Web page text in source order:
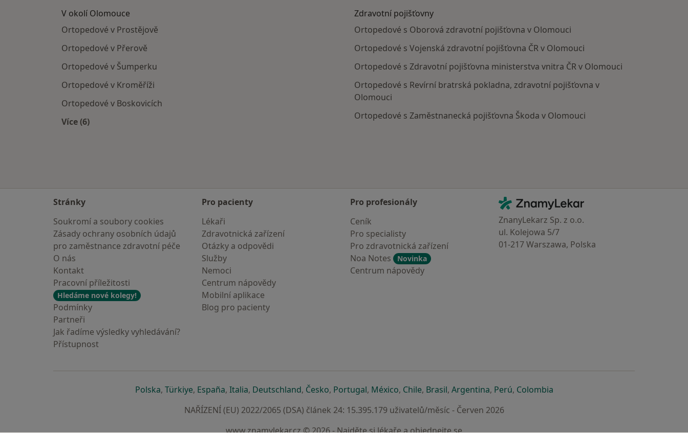
V okolí Olomouce
Ortopedové v Prostějově
Ortopedové v Přerově
Ortopedové v Šumperku
Ortopedové v Kroměříži
Ortopedové v Boskovicích
Více (6)
Zdravotní pojišťovny
Ortopedové s Oborová zdravotní pojišťovna v Olomouci
Ortopedové s Vojenská zdravotní pojišťovna ČR v Olomouci
Ortopedové s Zdravotní pojišťovna ministerstva vnitra ČR v Olomouci
Ortopedové s Revírní bratrská pokladna, zdravotní pojišťovna v
Olomouci
Ortopedové s Zaměstnanecká pojišťovna Škoda v Olomouci
Stránky
Soukromí a soubory cookies
Zásady ochrany osobních údajů
pro zaměstnance zdravotní péče
O nás
Kontakt
Pracovní příležitosti
Hledáme nové kolegy!
Podmínky
Partneři
Jak řadíme výsledky vyhledávání?
Přístupnost
Pro pacienty
Lékaři
Zdravotnická zařízení
Otázky a odpovědi
Služby
Nemoci
Centrum nápovědy
Mobilní aplikace
Blog pro pacienty
Pro profesionály
Ceník
Pro specialisty
Pro zdravotnická zařízení
Noa Notes
Novinka
Centrum nápovědy
Kontakt
ZnamyLekar - Hlavní stránka
ZnanyLekarz Sp. z o.o.
ul. Kolejowa 5/7
01-217 Warszawa, Polska
Polskase otevře v nové záložce
, Türkiyese otevře v nové záložce
, Españase otevře v nové záložce
, Italiase otevře v nové záložce
, Deutschlandse otevře v nové záložce
, Českose otevře v nové záložce
, Portugalse otevře v nové záložce
, Méxicose otevře v nové záložce
, Chilese otevře v nové záložce
, Brasilse otevře v nové záložce
, Argentinase otevře v nové záložce
, Perúse otevře v nové záložce
, Colombiase otevře v nové záložce
NAŘÍZENÍ (EU) 2022/2065 (DSA) článek 24: 15.395.179 uživatelů/měsíc - Červen 2026
www.znamylekar.cz © 2026 - Najděte si lékaře a objednejte se